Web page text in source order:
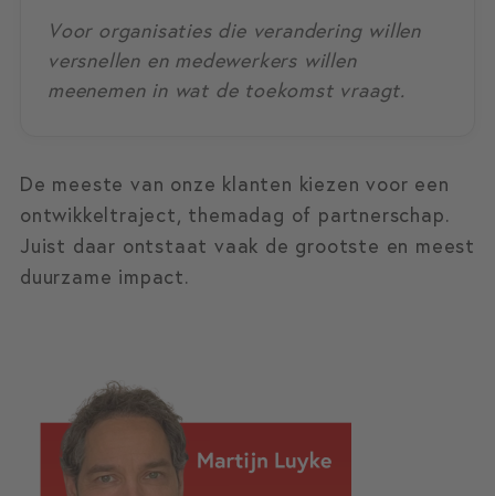
Voor organisaties die verandering willen
versnellen en medewerkers willen
meenemen in wat de toekomst vraagt.
De meeste van onze klanten kiezen voor een
ontwikkeltraject, themadag of partnerschap.
Juist daar ontstaat vaak de grootste en meest
duurzame impact.